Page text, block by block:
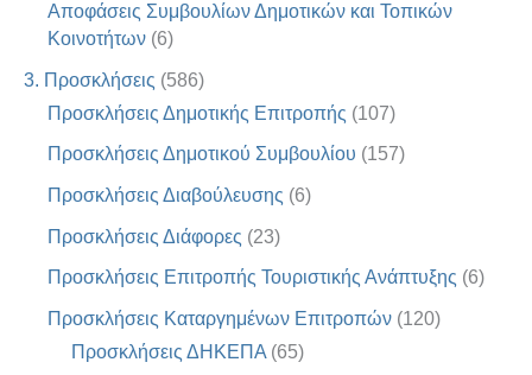
Αποφάσεις Συμβουλίων Δημοτικών και Τοπικών
Κοινοτήτων (6)
3. Προσκλήσεις (586)
Προσκλήσεις Δημοτικής Επιτροπής (107)
Προσκλήσεις Δημοτικού Συμβουλίου (157)
Προσκλήσεις Διαβούλευσης (6)
Προσκλήσεις Διάφορες (23)
Προσκλήσεις Επιτροπής Τουριστικής Ανάπτυξης (6)
Προσκλήσεις Καταργημένων Επιτροπών (120)
Προσκλήσεις ΔΗΚΕΠΑ (65)